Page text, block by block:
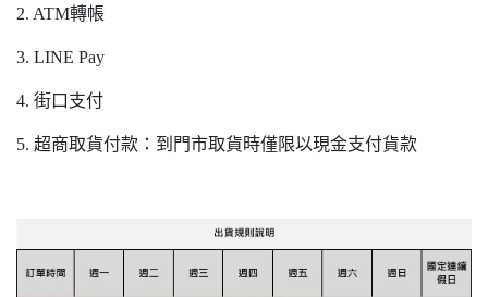
2. ATM轉帳
3. LINE Pay
4. 街口支付
5. 超商取貨付款：到門市取貨時僅限以現金支付貨款